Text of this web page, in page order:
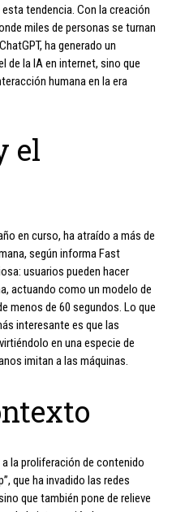
tendencia. Con la creación
miles de personas se turnan
ha generado un
de la IA en internet, sino que
humana en la era
el
en curso, ha atraído a más de
según informa Fast
usuarios pueden hacer
actuando como un modelo de
menos de 60 segundos. Lo que
interesante es que las
en una especie de
imitan a las máquinas.
la proliferación de contenido
que ha invadido las redes
que también pone de relieve